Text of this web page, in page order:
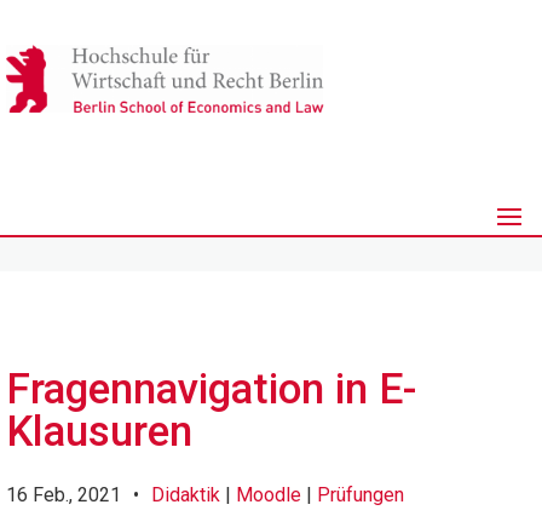
Fragennavigation in E-
Klausuren
16 Feb., 2021 • Didaktik | Moodle | Prüfungen